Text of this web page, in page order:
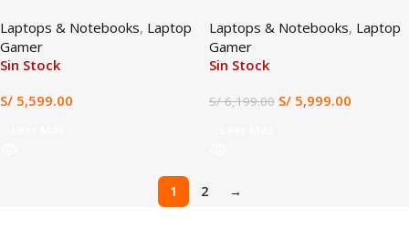
DDR5, 1TB SSD, RTX 5060
8GB GDDR7, 17,3″ FHD IPS,
LUNA GREY, Windows 11
Laptops & Notebooks, Laptop
Gamer
Sin Stock
S/ 5,599.00
16GB DDR5, 1TB SSD, 16″
WQXGA 240HZ, WIN 11 HOME
Laptops & Notebooks, Laptop
Gamer
Sin Stock
S/6,199.00 S/ 5,999.00
1 2 →